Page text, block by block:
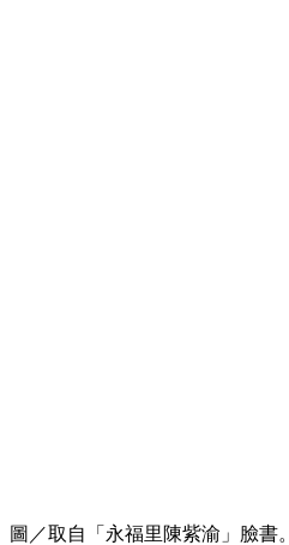
圖／取自「永福里陳紫渝」臉書。